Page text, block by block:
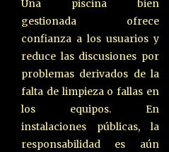
Una piscina bien
gestionada ofrece
confianza a los usuarios y
reduce las discusiones por
problemas derivados de la
falta de limpieza o fallas en
los equipos. En
instalaciones públicas, la
responsabilidad es aún